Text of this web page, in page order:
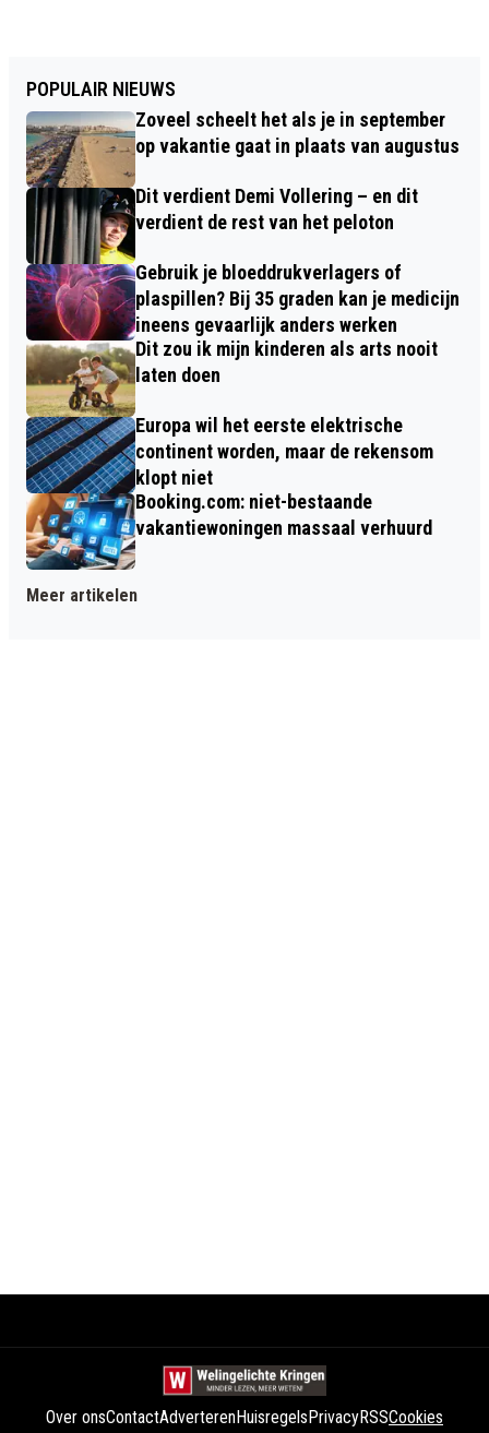
POPULAIR NIEUWS
Zoveel scheelt het als je in september
op vakantie gaat in plaats van augustus
Dit verdient Demi Vollering – en dit
verdient de rest van het peloton
Gebruik je bloeddrukverlagers of
plaspillen? Bij 35 graden kan je medicijn
ineens gevaarlijk anders werken
Dit zou ik mijn kinderen als arts nooit
laten doen
Europa wil het eerste elektrische
continent worden, maar de rekensom
klopt niet
Booking.com: niet-bestaande
vakantiewoningen massaal verhuurd
Meer artikelen
Over onsContactAdverterenHuisregelsPrivacyRSSCookies